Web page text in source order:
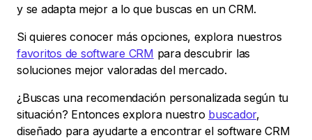
y se adapta mejor a lo que buscas en un CRM.
Si quieres conocer más opciones, explora nuestros
favoritos de software CRM para descubrir las
soluciones mejor valoradas del mercado.
¿Buscas una recomendación personalizada según tu
situación? Entonces explora nuestro buscador,
diseñado para ayudarte a encontrar el software CRM